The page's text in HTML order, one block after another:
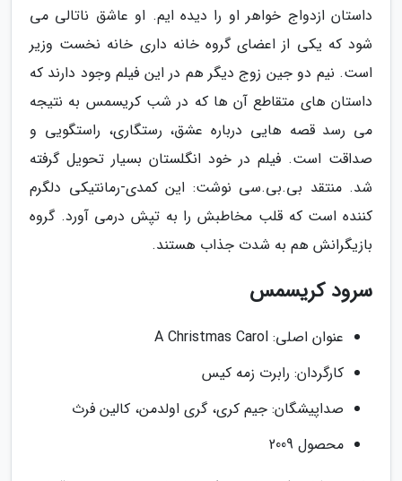
داستان ازدواج خواهر او را دیده ایم. او عاشق ناتالی می
شود که یکی از اعضای گروه خانه داری خانه نخست وزیر
است. نیم دو جین زوج دیگر هم در این فیلم وجود دارند که
داستان های متقاطع آن ها که در شب کریسمس به نتیجه
می رسد قصه هایی درباره عشق، رستگاری، راستگویی و
صداقت است. فیلم در خود انگلستان بسیار تحویل گرفته
شد. منتقد بی.بی.سی نوشت: این کمدی-رمانتیکی دلگرم
کننده است که قلب مخاطبش را به تپش درمی آورد. گروه
بازیگرانش هم به شدت جذاب هستند.
سرود کریسمس
عنوان اصلی: A Christmas Carol
کارگردان: رابرت زمه کیس
صداپیشگان: جیم کری، گری اولدمن، کالین فرث
محصول 2009